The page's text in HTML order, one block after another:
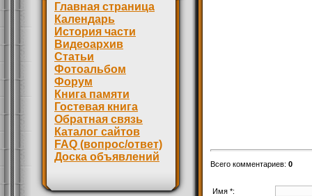
Главная страница
Календарь
История части
Видеоархив
Статьи
Фотоальбом
Форум
Книга памяти
Гостевая книга
Обратная связь
Каталог сайтов
FAQ (вопрос/ответ)
Доска объявлений
Всего комментариев: 0
Имя *: